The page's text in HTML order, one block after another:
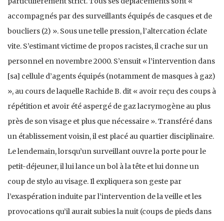
accompagnés par des surveillants équipés de casques et de
boucliers (2) ». Sous une telle pression, l’altercation éclate
vite. S’estimant victime de propos racistes, il crache sur un
personnel en novembre 2000. S’ensuit « l’intervention dans
[sa] cellule d’agents équipés (notamment de masques à gaz)
», au cours de laquelle Rachide B. dit « avoir reçu des coups à
répétition et avoir été aspergé de gaz lacrymogène au plus
près de son visage et plus que nécessaire ». Transféré dans
un établissement voisin, il est placé au quartier disciplinaire.
Le lendemain, lorsqu’un surveillant ouvre la porte pour le
petit-déjeuner, il lui lance un bol à la tête et lui donne un
coup de stylo au visage. Il expliquera son geste par
l’exaspération induite par l’intervention de la veille et les
provocations qu’il aurait subies la nuit (coups de pieds dans